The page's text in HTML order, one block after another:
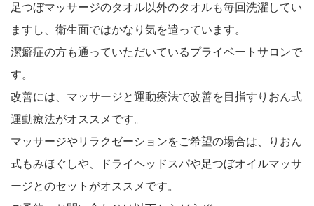
足つぼマッサージのタオル以外のタオルも毎回洗濯してい
ますし、衛生面ではかなり気を遣っています。
潔癖症の方も通っていただいているプライベートサロンで
す。
改善には、マッサージと運動療法で改善を目指すりおん式
運動療法がオススメです。
マッサージやリラクゼーションをご希望の場合は、りおん
式もみほぐしや、ドライヘッドスパや足つぼオイルマッサ
ージとのセットがオススメです。